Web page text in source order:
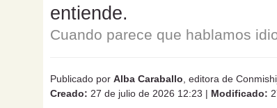
entiende.
Cuando parece que hablamos
Publicado por Alba Caraballo , editora de
Creado: 27 de julio de 2026 12:23 | Modificado: